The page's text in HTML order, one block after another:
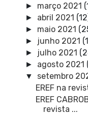
► março 2021
► abril 2021
► maio 2021
► junho 2021
► julho 2021
► agosto 2021
▼ setembro
EREF na
EREF
revista ...